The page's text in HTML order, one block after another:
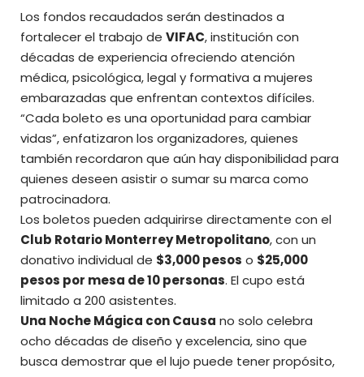
Los fondos recaudados serán destinados a
fortalecer el trabajo de VIFAC, institución con
décadas de experiencia ofreciendo atención
médica, psicológica, legal y formativa a mujeres
embarazadas que enfrentan contextos difíciles.
“Cada boleto es una oportunidad para cambiar
vidas”, enfatizaron los organizadores, quienes
también recordaron que aún hay disponibilidad para
quienes deseen asistir o sumar su marca como
patrocinadora.
Los boletos pueden adquirirse directamente con el
Club Rotario Monterrey Metropolitano, con un
donativo individual de $3,000 pesos o $25,000
pesos por mesa de 10 personas. El cupo está
limitado a 200 asistentes.
Una Noche Mágica con Causa no solo celebra
ocho décadas de diseño y excelencia, sino que
busca demostrar que el lujo puede tener propósito,